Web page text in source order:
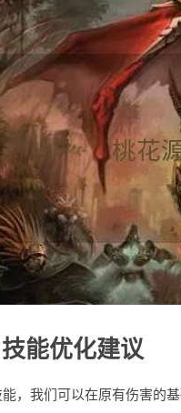
能优化建议
，我们可以在原有伤害的